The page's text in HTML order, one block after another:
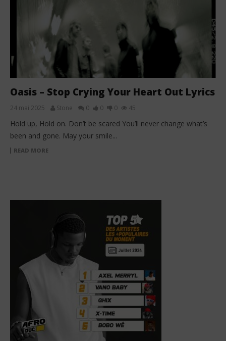
Oasis – Stop Crying Your Heart Out Lyrics
24 mai 2025 Stone 0 0 0 45
Hold up, Hold on. Don’t be scared You’ll never change what’s
been and gone. May your smile...
READ MORE